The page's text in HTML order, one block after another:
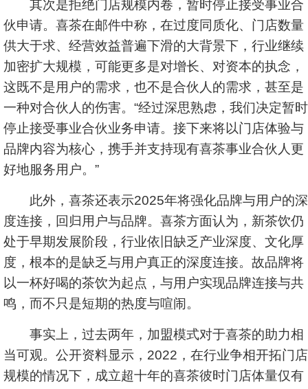
其次是拒绝门店规模内卷，暂时停止接受事业合
伙申请。喜茶在邮件中称，在过度同质化、门店数量
供大于求、经营效益普遍下滑的大背景下，行业继续
加密扩大规模，可能更多是对增长、对资本的执念，
这既不是用户的需求，也不是合伙人的需求，甚至是
一种对合伙人的伤害。“经过深思熟虑，我们决定暂时
停止接受事业合伙业务申请。接下来将以门店体验与
品牌内容为核心，携手并支持现有喜茶事业合伙人更
好地服务用户。”
此外，喜茶还表示2025年将强化品牌与用户的深
度连接，回归用户与品牌。喜茶方面认为，新茶饮仍
处于早期发展阶段，行业依旧缺乏产业深度、文化厚
度，根本的是缺乏与用户真正的深度连接。故品牌将
以一杯好喝的茶饮为起点，与用户实现品牌连接与共
鸣，而不只是短期的热度与喧闹。
事实上，过去两年，加盟模式对于喜茶的助力相
当可观。公开资料显示，2022，在行业争相开拓门店
规模的情况下，成立超十年的喜茶彼时门店体量仅有